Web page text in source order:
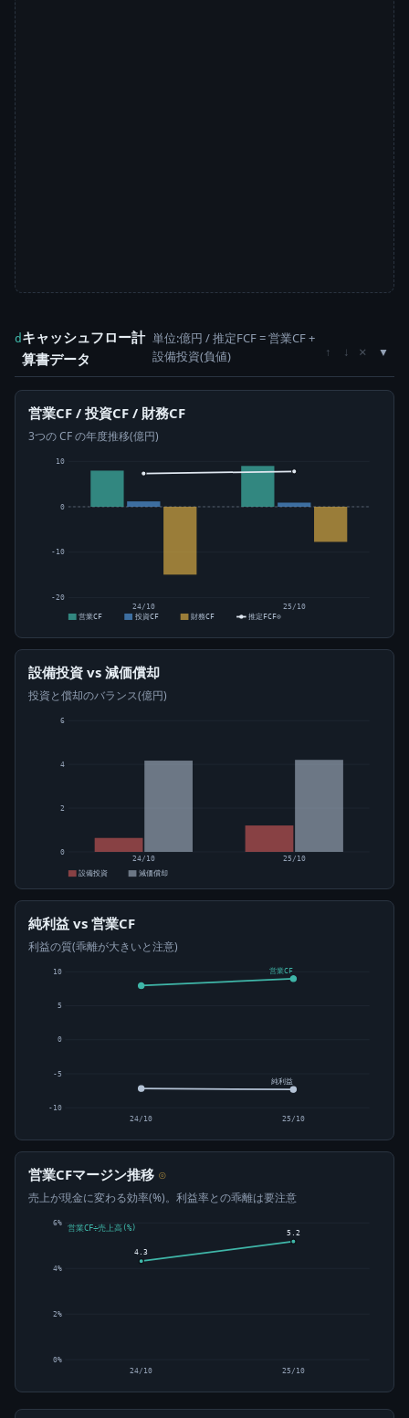
d キャッシュフロー計
算書データ
単位:億円 / 推定FCF = 営業CF +
設備投資(負値)
↑ ↓ ×
営業CF / 投資CF / 財務CF
3つの CF の年度推移(億円)
-20
-10
0
10
24/10
25/10
営業CF
投資CF 財務CF 推定FCF⊙
設備投資 vs 減価償却
投資と償却のバランス(億円)
0
2
4
6
24/10
25/10
設備投資
減価償却
純利益 vs 営業CF
利益の質(乖離が大きいと注意)
-10
-5
0
5
10 営業CF
純利益
24/10 25/10
営業CFマージン推移 ⊙
売上が現金に変わる効率(%)。利益率との乖離は要注意
0%
2%
4%
6%
4.3
24/10
5.2
25/10
営業CF÷売上高(%)